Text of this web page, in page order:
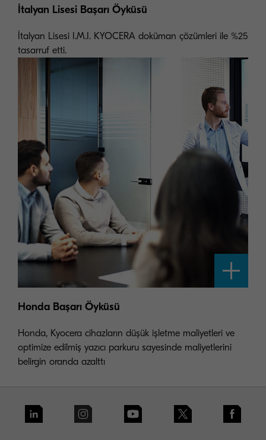
İtalyan Lisesi Başarı Öyküsü
İtalyan Lisesi I.M.I. KYOCERA doküman çözümleri ile %25
tasarruf etti.
Honda Başarı Öyküsü
Honda, Kyocera cihazların düşük işletme maliyetleri ve
optimize edilmiş yazıcı parkuru sayesinde maliyetlerini
belirgin oranda azalttı